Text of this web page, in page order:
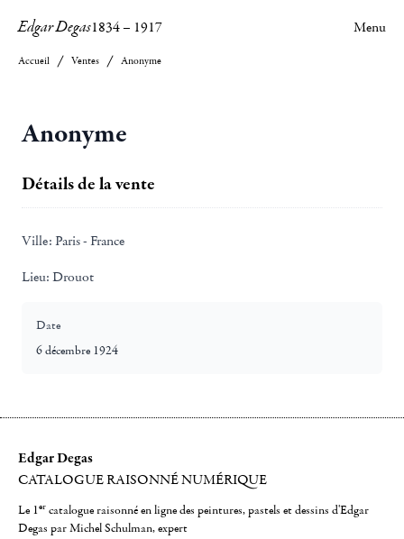
Edgar Degas1834– 1917 Menu
Accueil Ventes Anonyme
Anonyme
Détails de la vente
Ville: Paris - France
Lieu: Drouot
Date
6 décembre 1924
Edgar Degas
CATALOGUE RAISONNÉ NUMÉRIQUE
Le 1er catalogue raisonné en ligne des peintures, pastels et dessins d'Edgar
Degas par Michel Schulman, expert